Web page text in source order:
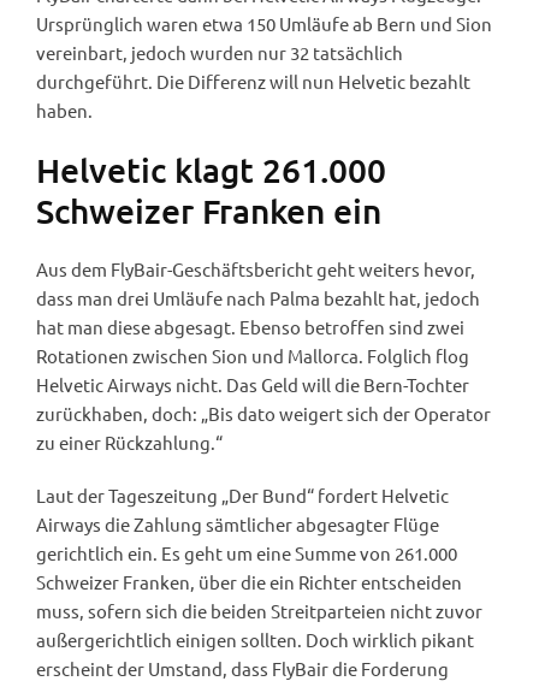
Ursprünglich waren etwa 150 Umläufe ab Bern und Sion
vereinbart, jedoch wurden nur 32 tatsächlich
durchgeführt. Die Differenz will nun Helvetic bezahlt
haben.
Helvetic klagt 261.000
Schweizer Franken ein
Aus dem FlyBair-Geschäftsbericht geht weiters hevor,
dass man drei Umläufe nach Palma bezahlt hat, jedoch
hat man diese abgesagt. Ebenso betroffen sind zwei
Rotationen zwischen Sion und Mallorca. Folglich flog
Helvetic Airways nicht. Das Geld will die Bern-Tochter
zurückhaben, doch: „Bis dato weigert sich der Operator
zu einer Rückzahlung.“
Laut der Tageszeitung „Der Bund“ fordert Helvetic
Airways die Zahlung sämtlicher abgesagter Flüge
gerichtlich ein. Es geht um eine Summe von 261.000
Schweizer Franken, über die ein Richter entscheiden
muss, sofern sich die beiden Streitparteien nicht zuvor
außergerichtlich einigen sollten. Doch wirklich pikant
erscheint der Umstand, dass FlyBair die Forderung